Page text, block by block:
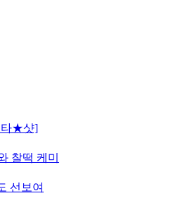
타★샷]
찰떡 케미
선보여